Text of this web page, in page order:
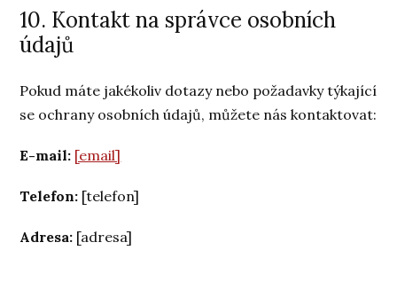
10. Kontakt na správce osobních
údajů
Pokud máte jakékoliv dotazy nebo požadavky týkající
se ochrany osobních údajů, můžete nás kontaktovat:
E-mail: [email]
Telefon: [telefon]
Adresa: [adresa]